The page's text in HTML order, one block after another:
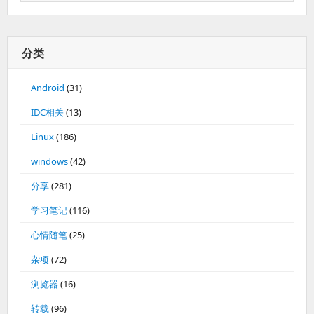
分类
Android (31)
IDC相关(13)
Linux(186)
windows(42)
分享(281)
学习笔记(116)
心情随笔(25)
杂项 (72)
浏览器(16)
转载(96)